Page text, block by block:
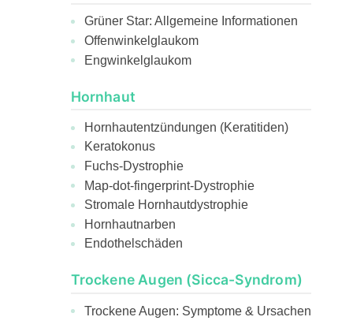
Grüner Star: Allgemeine Informationen
Offenwinkelglaukom
Engwinkelglaukom
Hornhaut
Hornhautentzündungen (Keratitiden)
Keratokonus
Fuchs-Dystrophie
Map-dot-fingerprint-Dystrophie
Stromale Hornhautdystrophie
Hornhautnarben
Endothelschäden
Trockene Augen (Sicca-Syndrom)
Trockene Augen: Symptome & Ursachen